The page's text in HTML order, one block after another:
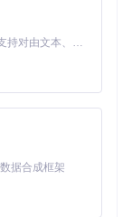
MiniMax H3 是一个通用的全模态生成系统。它支持对由文本、图像、视频和音频组成的多模态上下文进行统一理解，并能生成分辨率高达 2K、时长可达 15 秒的带原生立体声音频的视频。得益于面向任务泛化的系统设计，H3 在预训练阶段就已具备广泛的多模态上下文理解与生成能力，能够出色地执行复杂的多模态指令。
据合成框架